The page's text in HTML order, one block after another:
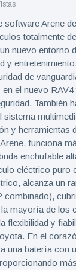
software Arene
totalmente
nuevo entorno
y
de
el nuevo
También
sistema
y herramientas
funciona
enchufable
eléctrico puro
alcanza un
mayoría de los
flexibilidad y
En el
una batería con